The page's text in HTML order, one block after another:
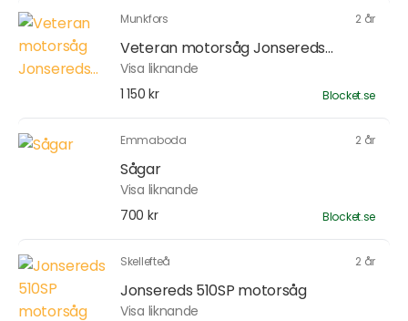
Munkfors 2 år
Veteran motorsåg Jonsereds...
Visa liknande
1 150 kr
Blocket.se
Emmaboda 2 år
Sågar
Visa liknande
700 kr
Blocket.se
Skellefteå 2 år
Jonsereds 510SP motorsåg
Visa liknande